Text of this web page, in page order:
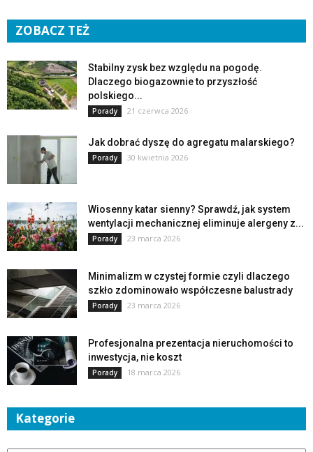
ZOBACZ TEŻ
Stabilny zysk bez względu na pogodę.
Dlaczego biogazownie to przyszłość
polskiego...
Porady 21 czerwca 2026
Jak dobrać dyszę do agregatu malarskiego?
Porady 30 kwietnia 2026
Wiosenny katar sienny? Sprawdź, jak system
wentylacji mechanicznej eliminuje alergeny z...
Porady 23 marca 2026
Minimalizm w czystej formie czyli dlaczego
szkło zdominowało współczesne balustrady
Porady 23 marca 2026
Profesjonalna prezentacja nieruchomości to
inwestycja, nie koszt
Porady 18 marca 2026
Kategorie
Kategorie